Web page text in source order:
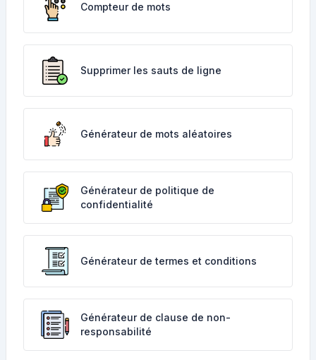
Compteur de mots
Supprimer les sauts de ligne
Générateur de mots aléatoires
Générateur de politique de
confidentialité
Générateur de termes et conditions
Générateur de clause de non-
responsabilité